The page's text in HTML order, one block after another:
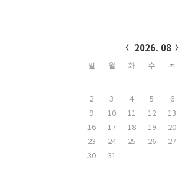
2026. 08
일 월 화 수 목
2
3 4 5 6
9
10 11 12 13
16
17 18 19 20
23
24 25 26 27
30
31